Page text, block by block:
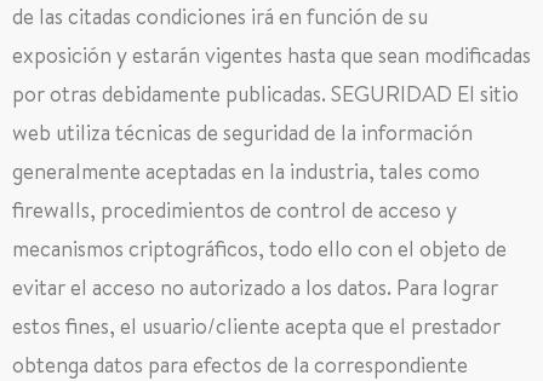
de las citadas condiciones irá en función de su
exposición y estarán vigentes hasta que sean modificadas
por otras debidamente publicadas. SEGURIDAD El sitio
web utiliza técnicas de seguridad de la información
generalmente aceptadas en la industria, tales como
firewalls, procedimientos de control de acceso y
mecanismos criptográficos, todo ello con el objeto de
evitar el acceso no autorizado a los datos. Para lograr
estos fines, el usuario/cliente acepta que el prestador
obtenga datos para efectos de la correspondiente